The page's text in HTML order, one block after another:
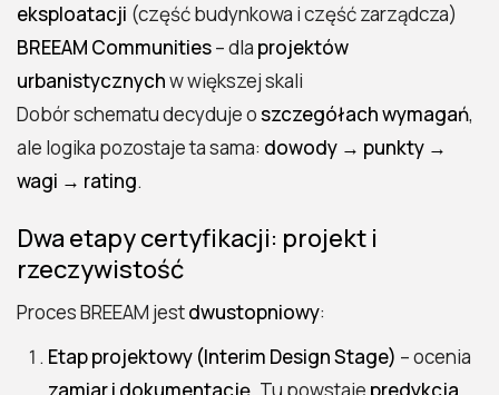
eksploatacji (część budynkowa i część zarządcza)
BREEAM Communities– dla projektów
urbanistycznychw większej skali
Dobór schematu decyduje oszczegółach wymagań,
ale logika pozostaje ta sama: dowody → punkty →
wagi → rating.
Dwa etapy certyfikacji: projekt i
rzeczywistość
Proces BREEAM jestdwustopniowy:
Etap projektowy (Interim Design Stage) – ocenia